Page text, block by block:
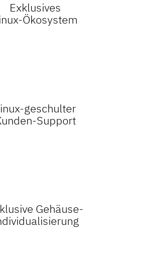
Exklusives
Ökosystem
geschulter
Support
Gehäuse-